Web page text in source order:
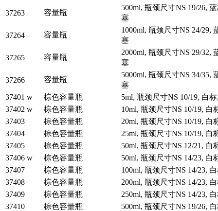
37263 容量瓶
500ml, 瓶颈尺寸NS 19/26,
塞
37264 容量瓶
1000ml, 瓶颈尺寸NS 24/29,
塞
37265 容量瓶
2000ml, 瓶颈尺寸NS 29/32,
塞
37266 容量瓶
5000ml, 瓶颈尺寸NS 34/35,
塞
37401 w
棕色容量瓶
5ml, 瓶颈尺寸NS 10/19, 白
37402 w
棕色容量瓶
10ml, 瓶颈尺寸NS 10/19, 白
37403
棕色容量瓶
20ml, 瓶颈尺寸NS 10/19, 白
37404
棕色容量瓶
25ml, 瓶颈尺寸NS 10/19, 白
37405
棕色容量瓶
50ml, 瓶颈尺寸NS 12/21, 白
37406 w
棕色容量瓶
50ml, 瓶颈尺寸NS 14/23, 白
37407
棕色容量瓶
100ml, 瓶颈尺寸NS 14/23,
37408
棕色容量瓶
200ml, 瓶颈尺寸NS 14/23,
37409
棕色容量瓶
250ml, 瓶颈尺寸NS 14/23,
37410
棕色容量瓶 500ml, 瓶颈尺寸NS 19/26,